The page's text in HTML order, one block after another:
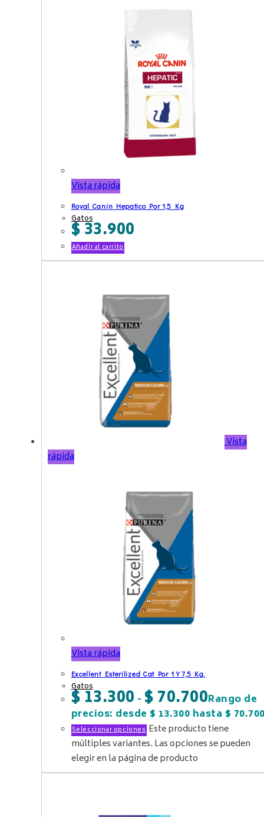
Vista rápida
Royal Canin Hepatico Por 1,5 Kg
Gatos
$33.900
Añadir al carrito
Vista
rápida
Vista rápida
Excellent Esterilized Cat Por 1 Y 7,5 Kg.
Gatos
$13.300 - $70.700Rango de
precios: desde $ 13.300 hasta $
Seleccionar opciones Este producto tiene
múltiples variantes. Las opciones se pueden
elegir en la página de producto